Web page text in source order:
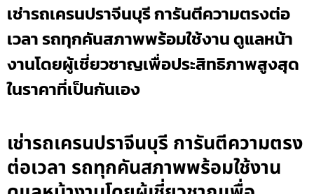
เช่ารถเครนปราจีนบุรี การันตีความตรงต่อ
เวลา รถทุกคันสภาพพร้อมใช้งาน ดูแลหน้า
งานโดยผู้เชี่ยวชาญเพื่อประสิทธิภาพสูงสุด
ในราคาที่เป็นกันเอง
เช่ารถเครนปราจีนบุรี การันตีความตรง
ต่อเวลา รถทุกคันสภาพพร้อมใช้งาน